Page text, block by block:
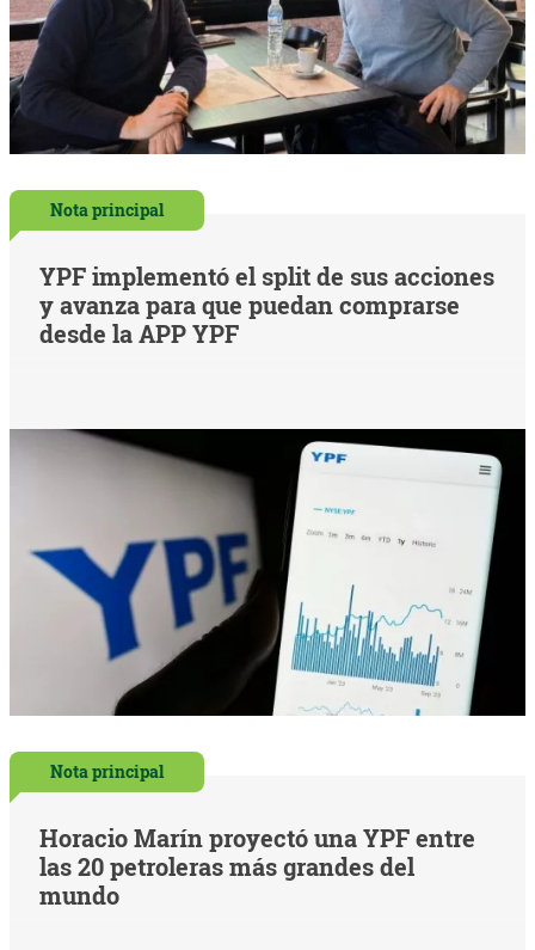
Nota principal
YPF implementó el split de sus acciones
y avanza para que puedan comprarse
desde la APP YPF
Nota principal
Horacio Marín proyectó una YPF entre
las 20 petroleras más grandes del
mundo